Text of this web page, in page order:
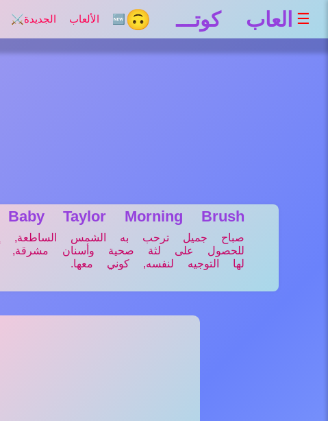
☰ العاب كوتـــ 🙃 🆕 الألعاب الجديدة ⚔️
Baby Taylor Morning Brush
صباح جميل ترحب به الشمس الساطعة,
للحصول على لثة صحية وأسنان مشرقة,
لها التوجيه لنفسه, كوني معها.